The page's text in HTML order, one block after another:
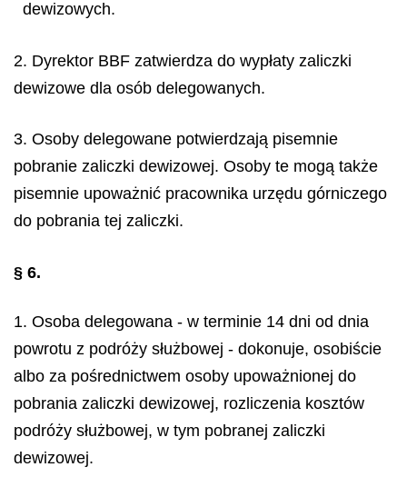
dewizowych.
2. Dyrektor BBF zatwierdza do wypłaty zaliczki
dewizowe dla osób delegowanych.
3. Osoby delegowane potwierdzają pisemnie
pobranie zaliczki dewizowej. Osoby te mogą także
pisemnie upoważnić pracownika urzędu górniczego
do pobrania tej zaliczki.
§ 6.
1. Osoba delegowana - w terminie 14 dni od dnia
powrotu z podróży służbowej - dokonuje, osobiście
albo za pośrednictwem osoby upoważnionej do
pobrania zaliczki dewizowej, rozliczenia kosztów
podróży służbowej, w tym pobranej zaliczki
dewizowej.